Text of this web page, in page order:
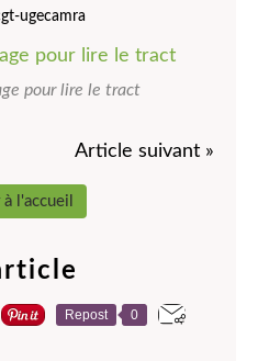
ugecamra
pour lire le tract
Article suivant »
à l'accueil
Repost 0